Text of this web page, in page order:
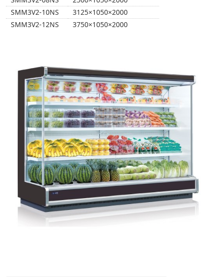
SMM3V2-10NS
3125×1050×2000
SMM3V2-12NS
3750×1050×2000